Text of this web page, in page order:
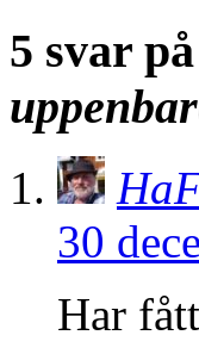
5 svar på
30
Har